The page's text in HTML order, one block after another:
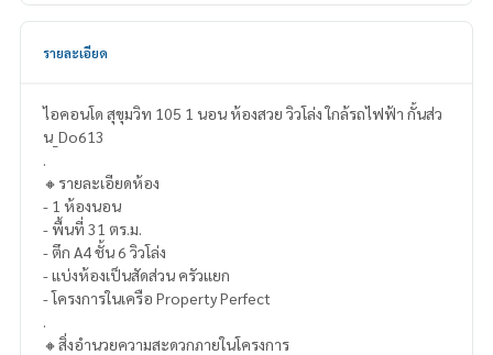
รายละเอียด
ไอคอนโด สุขุมวิท 105 1 นอน ห้องสวย วิวโล่ง ใกล้รถไฟฟ้า กั้นส่ว
น_Do613
.
🔸รายละเอียดห้อง
- 1 ห้องนอน
- พื้นที่ 31 ตร.ม.
- ตึก A4 ชั้น 6 วิวโล่ง
- แบ่งห้องเป็นสัดส่วน ครัวแยก
- โครงการในเครือ Property Perfect
.
🔸สิ่งอำนวยความสะดวกภายในโครงการ